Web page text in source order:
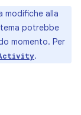
modifiche alla
potrebbe
momento. Per
.